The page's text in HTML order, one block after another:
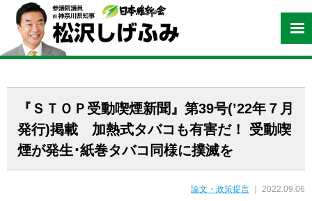
『ＳＴＯＰ受動喫煙新聞』第39号(’22年７月
発行)掲載 加熱式タバコも有害だ！ 受動喫
煙が発生･紙巻タバコ同様に撲滅を
論文・政策提言 ｜ 2022.09.06